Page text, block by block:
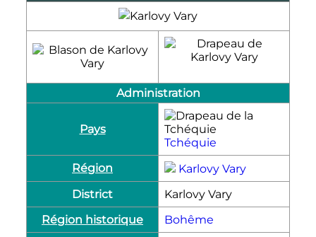
Administration
Pays
Tchéquie
Région
Karlovy Vary
District
Karlovy Vary
Région historique
Bohême